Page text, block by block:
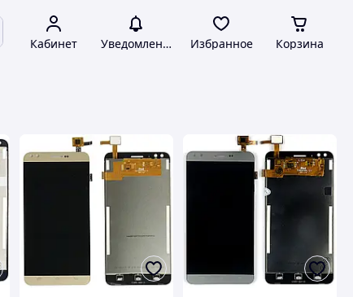
Кабинет Уведомления Избранное Корзина